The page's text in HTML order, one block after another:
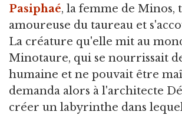
Pasiphaé, la femme de Minos,
amoureuse du taureau et
La créature qu'elle mit au
Minotaure, qui se nourrissait
humaine et ne pouvait être
demanda alors à l'architecte
créer un labyrinthe dans